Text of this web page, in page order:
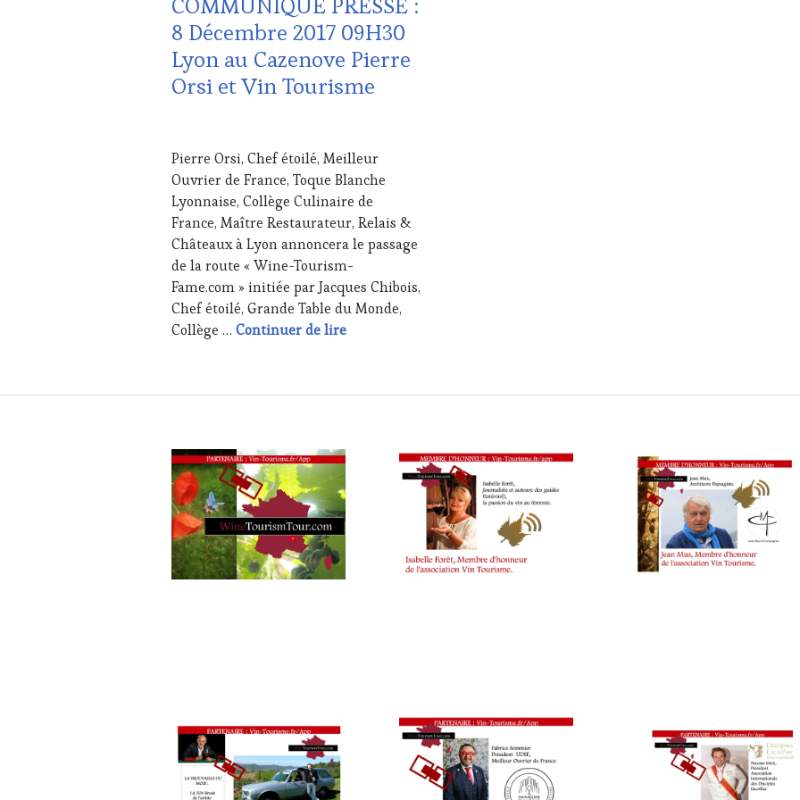
DE
LA
HAUTE
GASTRONOMIE
FRANÇAISE,
RADIO,
TV,
WEB,
OENOTOURISME
PARTENAIRES
VIN
TOURISME,
SALONS
INTERNATIONAUX,
VIGNOBLES
,
WINE
WINE
WINETASTINGVOUCHER.COM
8 Décembre 2017 09H30
Lyon au Cazenove Pierre
Orsi et Vin Tourisme
2017
Pierre Orsi, Chef étoilé, Meilleur
Ouvrier de France, Toque Blanche
Lyonnaise, Collège Culinaire de
France, Maître Restaurateur, Relais &
Châteaux à Lyon annoncera le passage
de la route « Wine-Tourism-
Fame.com » initiée par Jacques Chibois,
Chef étoilé, Grande Table du Monde,
Collège … Continuer de lireCOMMUNIQUE PRESSE : 8 Décembre 2017 09H30 Lyon au Cazenove